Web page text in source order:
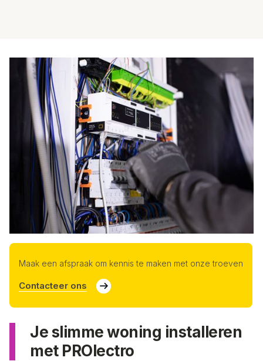
Je slimme woning installeren
met PROlectro
Maak een afspraak om kennis te maken met onze troeven
Contacteer ons